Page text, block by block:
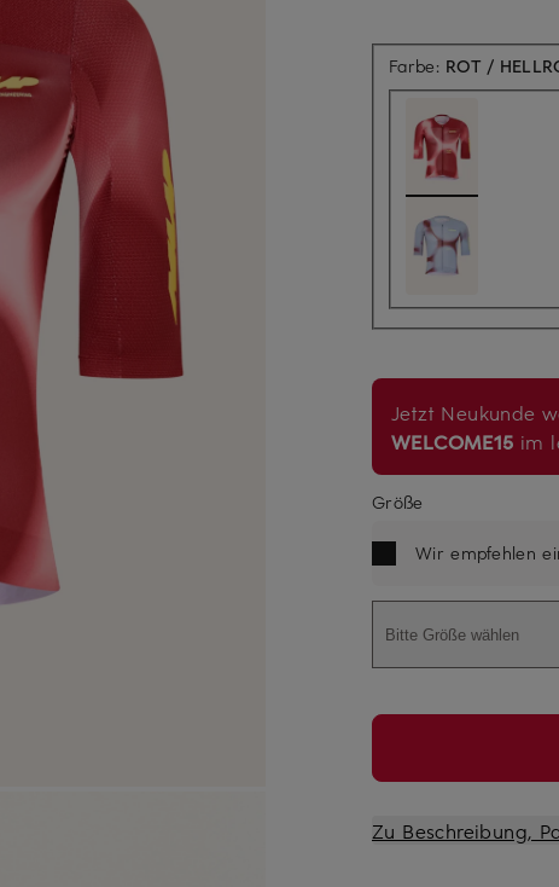
Farbe: ROT /
Jetzt Neukunde
WELCOME15 im
Größe
Wir empfehlen
Bitte Größe wählen
Zu Beschreibung,